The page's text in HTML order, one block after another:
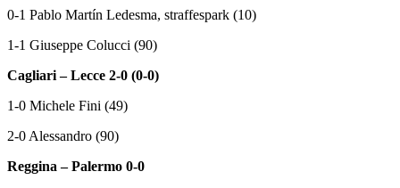
0-1 Pablo Martín Ledesma, straffespark (10)
1-1 Giuseppe Colucci (90)
Cagliari – Lecce 2-0 (0-0)
1-0 Michele Fini (49)
2-0 Alessandro (90)
Reggina – Palermo 0-0